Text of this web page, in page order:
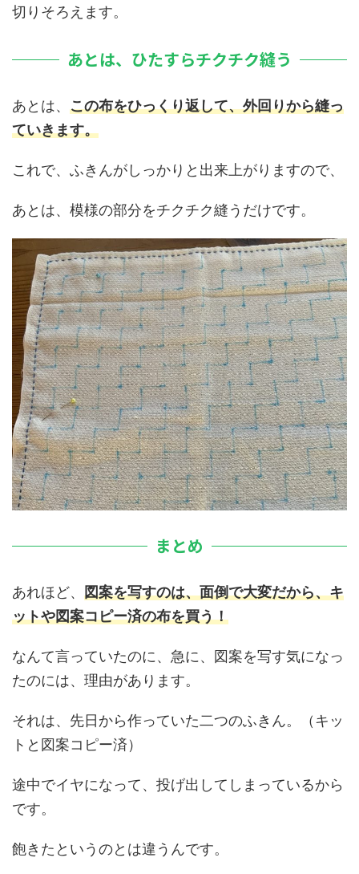
切りそろえます。
あとは、ひたすらチクチク縫う
あとは、 この布をひっくり返して、外回りから縫っ
ていきます。
これで、ふきんがしっかりと出来上がりますので、
あとは、模様の部分をチクチク縫うだけです。
まとめ
あれほど、 図案を写すのは、面倒で大変だから、キ
ットや図案コピー済の布を買う！
なんて言っていたのに、急に、図案を写す気になっ
たのには、理由があります。
それは、先日から作っていた二つのふきん。（キッ
トと図案コピー済）
途中でイヤになって、投げ出してしまっているから
です。
飽きたというのとは違うんです。